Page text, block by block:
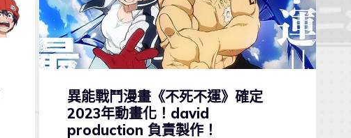
異能戰鬥漫畫《不死不運》確定
2023年動畫化！david
production 負責製作！